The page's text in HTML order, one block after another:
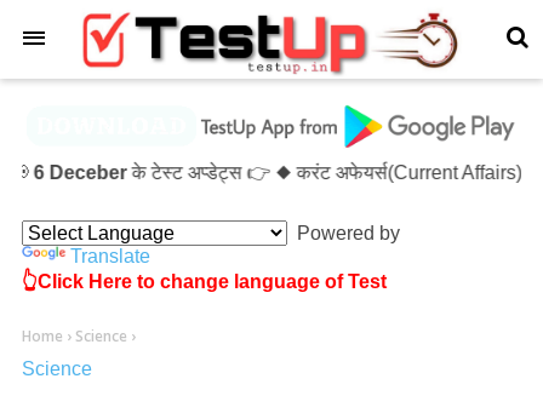
6 Deceberके टेस्ट अप्डेट्स 👉 ◆ करंट अफेयर्स(Current Affairs)-
Powered by
Translate
👆Click Here to change language of Test
Home › Science ›
Science